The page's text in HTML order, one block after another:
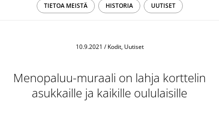
TIETOA MEISTÄ HISTORIA UUTISET
10.9.2021 /Kodit, Uutiset
Menopaluu-muraali on lahja korttelin
asukkaille ja kaikille oululaisille